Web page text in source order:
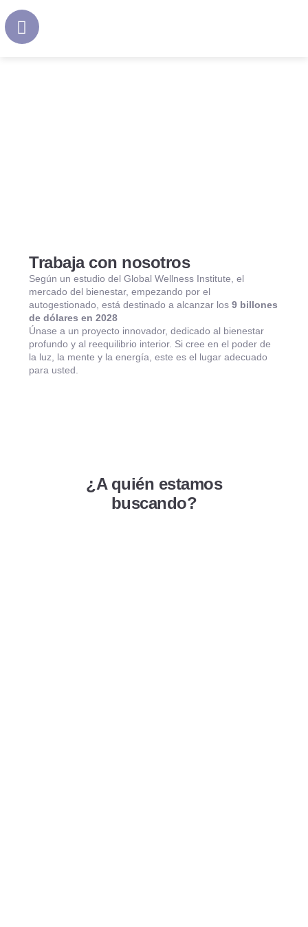
Trabaja con nosotros
Según un estudio del Global Wellness Institute, el
mercado del bienestar, empezando por el
autogestionado, está destinado a alcanzar los 9 billones
de dólares en 2028
Únase a un proyecto innovador, dedicado al bienestar
profundo y al reequilibrio interior. Si cree en el poder de
la luz, la mente y la energía, este es el lugar adecuado
para usted.
¿A quién estamos
buscando?